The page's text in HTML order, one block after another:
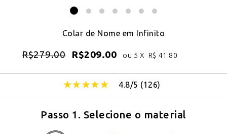
Colar de Nome em Infinito
R$279.00 R$209.00 ou 5 X R$ 41.80
4.8/5 (126)
Passo 1. Selecione o material